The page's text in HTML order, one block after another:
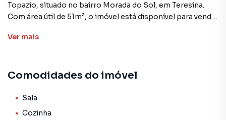
Topazio, situado no bairro Morada do Sol, em Teresina.
Com área útil de 51m², o imóvel está disponível para venda
lavanderia. O condomínio Grand Topázio oferece diversas
de academia, piscina, salão de festas, churrasqueira, salão
com jogos, playground, pet place, quadra poliesportiva e
Ver mais
Comodidades do imóvel
Sala
Cozinha